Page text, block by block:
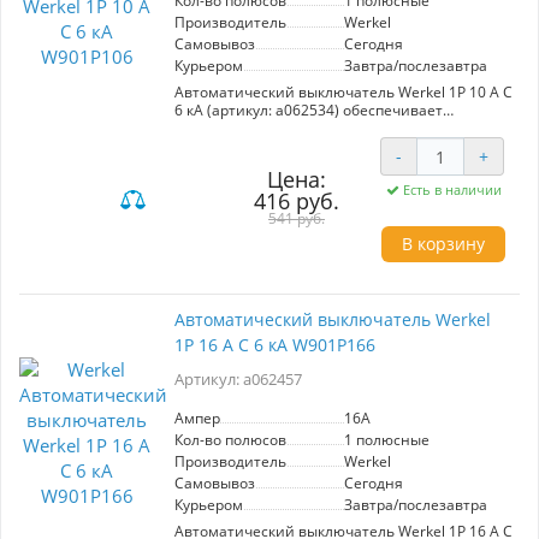
Выбор для тех, кто ценит качество и
безопасность.
Производитель
Werkel
Самовывоз
Сегодня
Курьером
Завтра/послезавтра
Автоматический выключатель Werkel 1P 10 A C
6 кА (артикул: a062534) обеспечивает
перегрева. Номинальный ток: 10A,
максимальный ток: 6kA. Изготовлен из
высококачественных материалов: полностью
медные расцепители и пламягасители,
прочный пластик. Подходит для
использования в жилых и коммерческих
помещениях. Высокая надежность и
электроснабжения.
Цена:
416 руб.
541 руб.
- +
Есть в наличии
В корзину
Автоматический выключатель Werkel
1P 16 A C 6 кА W901P166
Артикул: a062457
Ампер
16A
Кол-во полюсов
1 полюсные
Производитель
Werkel
Самовывоз
Сегодня
Курьером
Завтра/послезавтра
Автоматический выключатель Werkel 1P 16 A C